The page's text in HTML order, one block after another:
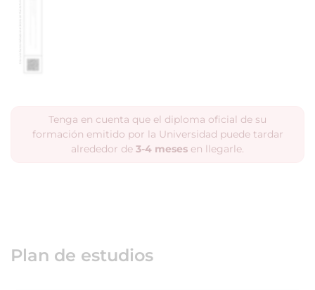
Tenga en cuenta que el diploma oficial de su
formación emitido por la Universidad puede tardar
alrededor de 3-4 meses en llegarle.
Plan de estudios